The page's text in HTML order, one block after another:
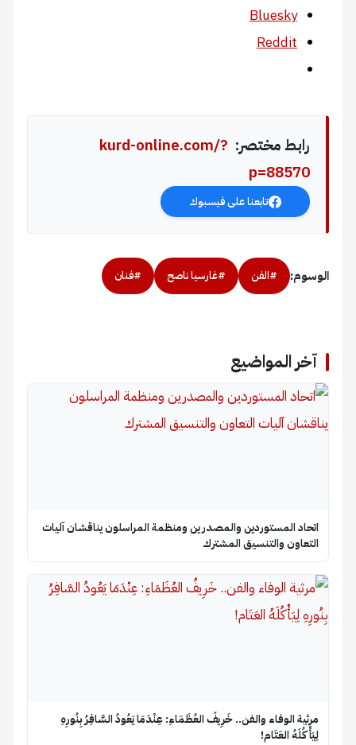
Bluesky
Reddit
رابط مختصر: kurd-online.com/?
p=88570
تابعنا على فيسبوك
الوسوم: #الفن #غارسيا ناصح #فنان
آخر المواضيع
اتحاد المستوردين والمصدرين ومنظمة المراسلون يناقشان آليات
التعاون والتنسيق المشترك
​مرثية الوفاء والفن.. خَرِيفُ العُظَمَاءِ: عِنْدَمَا يَعُودُ السَّافِرُ بِنُورِهِ
لِيَأْكُلَهُ العَتَام!